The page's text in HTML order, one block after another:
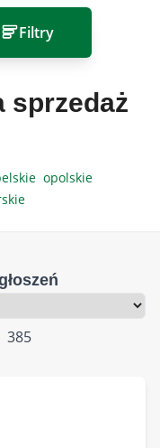
Filtry
sprzedaż
opolskie
385